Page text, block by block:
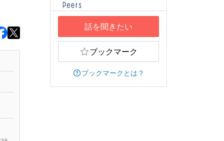
話を聞きたい
ブックマーク
ブックマークとは？